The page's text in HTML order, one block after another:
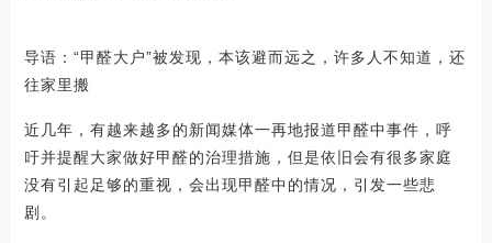
导语：“甲醛大户”被发现，本该避而远之，许多人不知道，还
往家里搬
近几年，有越来越多的新闻媒体一再地报道甲醛中事件，呼
吁并提醒大家做好甲醛的治理措施，但是依旧会有很多家庭
没有引起足够的重视，会出现甲醛中的情况，引发一些悲
剧。